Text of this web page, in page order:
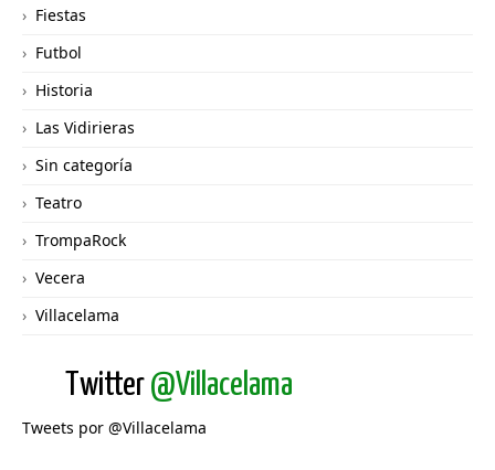
Fiestas
Futbol
Historia
Las Vidirieras
Sin categoría
Teatro
TrompaRock
Vecera
Villacelama
Twitter @Villacelama
Tweets por @Villacelama